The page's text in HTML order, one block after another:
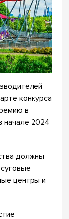
конкурса
в
начале 2024
должны
центры и